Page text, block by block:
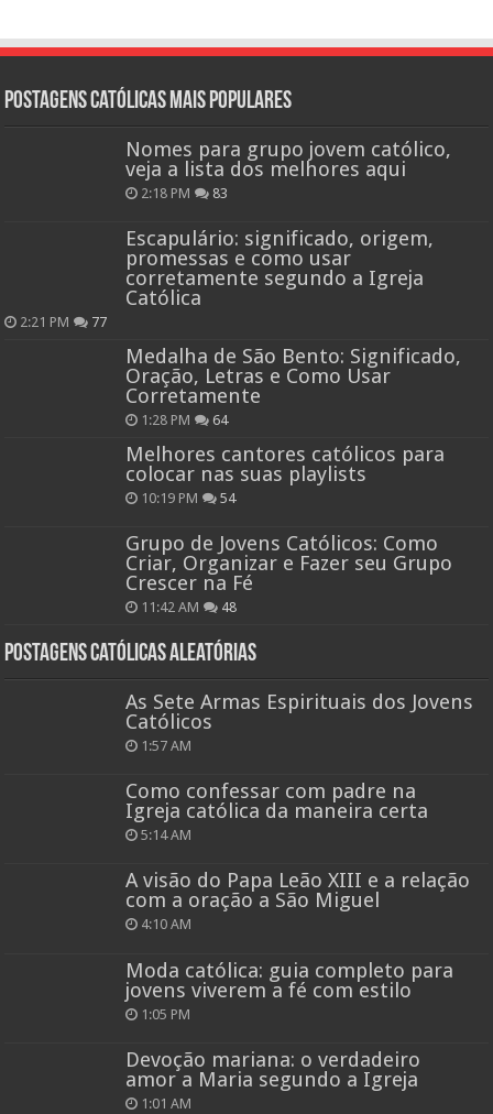
Postagens católicas mais Populares
Nomes para grupo jovem católico,
veja a lista dos melhores aqui
2:18 PM 83
Escapulário: significado, origem,
promessas e como usar
corretamente segundo a Igreja
Católica
2:21 PM 77
Medalha de São Bento: Significado,
Oração, Letras e Como Usar
Corretamente
1:28 PM 64
Melhores cantores católicos para
colocar nas suas playlists
10:19 PM 54
Grupo de Jovens Católicos: Como
Criar, Organizar e Fazer seu Grupo
Crescer na Fé
11:42 AM 48
Postagens católicas aleatórias
As Sete Armas Espirituais dos Jovens
Católicos
1:57 AM
Como confessar com padre na
Igreja católica da maneira certa
5:14 AM
A visão do Papa Leão XIII e a relação
com a oração a São Miguel
4:10 AM
Moda católica: guia completo para
jovens viverem a fé com estilo
1:05 PM
Devoção mariana: o verdadeiro
amor a Maria segundo a Igreja
1:01 AM